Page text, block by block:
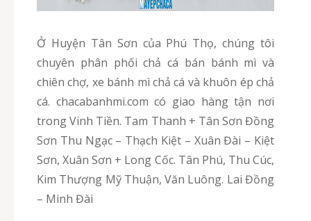
Ở Huyện Tân Sơn của Phú Thọ, chúng tôi
chuyên phân phối chả cá bán bánh mì và
chiên chợ, xe bánh mì chả cá và khuôn ép chả
cá. chacabanhmi.com có giao hàng tận nơi
trong Vinh Tiền. Tam Thanh + Tân Sơn Đồng
Sơn Thu Ngạc – Thạch Kiệt – Xuân Đài – Kiệt
Sơn, Xuân Sơn + Long Cốc. Tân Phú, Thu Cúc,
Kim Thượng Mỹ Thuận, Văn Luông. Lai Đồng
– Minh Đài